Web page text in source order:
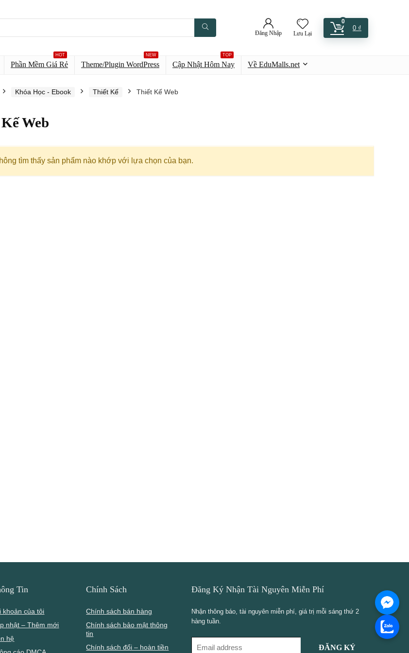
Đăng Nhập Lưu Lại
0
0 ₫
HOT
Phần Mềm Giá Rẻ
NEW
Theme/Plugin WordPress
TOP
Cập Nhật Hôm Nay Về EduMalls.net
Khóa Học - Ebook Thiết Kế Thiết Kế Web
Web
tìm thấy sản phẩm nào khớp với lựa chọn của bạn.
Tin
khoản của tôi
nhật – Thêm mới
hệ
Chính Sách
Chính sách bán hàng
Chính sách bảo mật thông
tin
Chính sách đổi – hoàn tiền
Đăng Ký Nhận Tài Nguyên Miễn Phí
Nhận thông báo, tài nguyên miễn phí, giá trị mỗi sáng thứ 2
hàng tuần.